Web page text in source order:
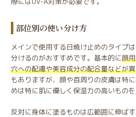
部位別の使い分け方
メインで使用する日焼け止めのタイプ
分けるのがおすすめです。基本的に顔
穴への配慮や美容成分の配合量などが
もありますが、顔や首周りの皮膚は特
めは特に肌に優しく保湿力の高いものを
反対に身体に塗るものは広範囲に伸ば